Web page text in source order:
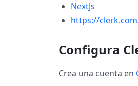
NextJs
https://
Configura
Crea una cuenta en